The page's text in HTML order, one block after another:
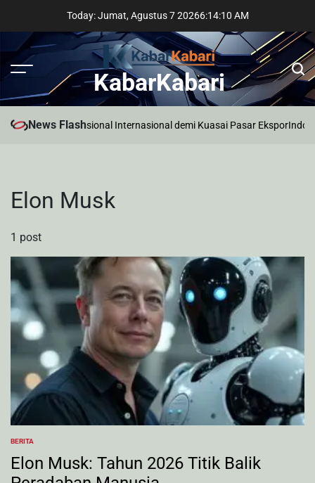
content
Today: Jumat, Agustus 7 20266:14:10 AM
KabarKabari
News Flash
Incar Profesional Internasional demi Kuasai Pasar Ekspor
Elon Musk
1 post
POSTED
IN
BERITA
Elon Musk: Tahun 2026 Titik Balik